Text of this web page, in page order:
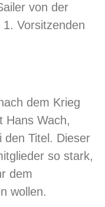
von der
Vorsitzenden
dem Krieg
Hans Wach,
den Titel. Dieser
so stark,
dem
wollen.